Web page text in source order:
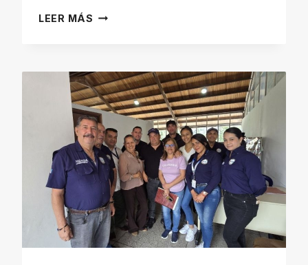
LEER MÁS EL
REALIZÓ
LA
NOVENA
EDICIÓN
DEL
PROGRAMA
«MÉRIDA
MÁS
HUMANA»